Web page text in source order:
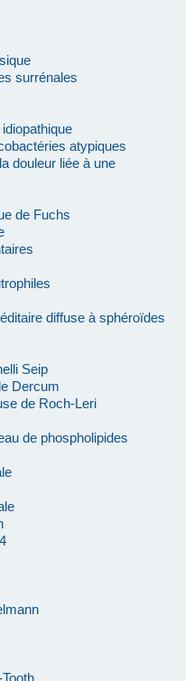
surrénales
atypiques
douleur liée à une
de Fuchs
diffuse à sphéroïdes
Seip
Dercum
de Roch-Leri
de phospholipides